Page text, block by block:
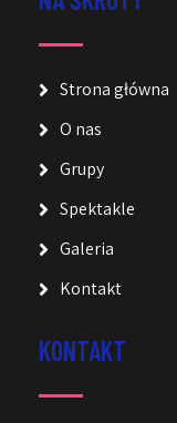
Strona główna
O nas
Grupy
Spektakle
Galeria
Kontakt
KONTAKT